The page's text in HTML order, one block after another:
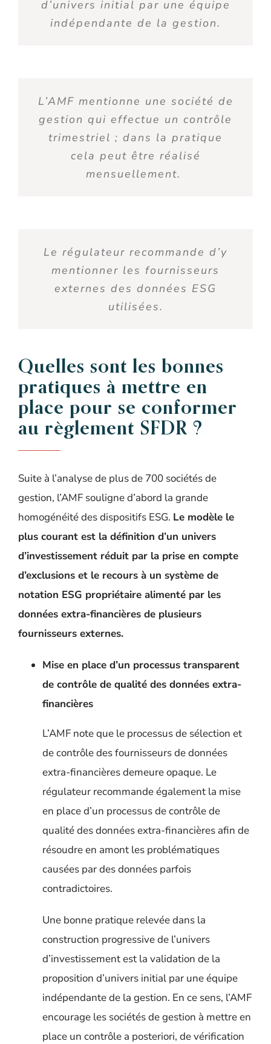
d’univers initial par une équipe
indépendante de la gestion.
L’AMF mentionne une société de
gestion qui effectue un contrôle
trimestriel ; dans la pratique
cela peut être réalisé
mensuellement.
Le régulateur recommande d’y
mentionner les fournisseurs
externes des données ESG
utilisées.
Quelles sont les bonnes
pratiques à mettre en
place pour se conformer
au règlement SFDR ?
Suite à l’analyse de plus de 700 sociétés de
gestion, l’AMF souligne d’abord la grande
homogénéité des dispositifs ESG. Le modèle le
plus courant est la définition d’un univers
d’investissement réduit par la prise en compte
d’exclusions et le recours à un système de
notation ESG propriétaire alimenté par les
données extra-financières de plusieurs
fournisseurs externes.
Mise en place d’un processus transparent
de contrôle de qualité des données extra-
financières
L’AMF note que le processus de sélection et
de contrôle des fournisseurs de données
extra-financières demeure opaque. Le
régulateur recommande également la mise
en place d’un processusde contrôle de
qualité des données extra-financières afin de
résoudre en amont les problématiques
causées par des données parfois
contradictoires.
Une bonne pratique relevée dans la
construction progressive de l’univers
d’investissement est la validation de la
proposition d’univers initial par une équipe
indépendante de la gestion. En ce sens, l’AMF
encourage les sociétés de gestion à mettre en
place un contrôle a posteriori, de vérification